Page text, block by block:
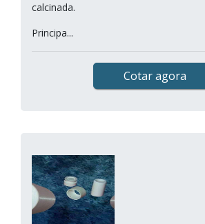
calcinada.
Principa...
Cotar agora